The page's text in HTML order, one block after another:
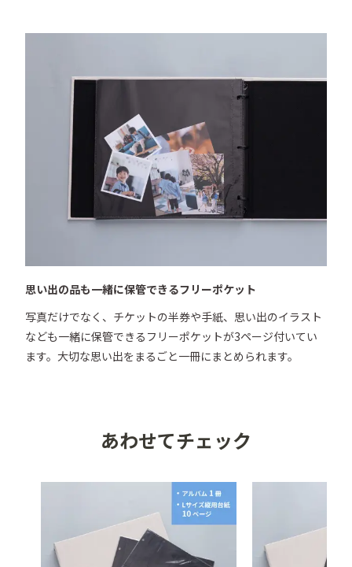
思い出の品も一緒に保管できるフリーポケット
写真だけでなく、チケットの半券や手紙、思い出のイラスト
なども一緒に保管できるフリーポケットが3ページ付いてい
ます。大切な思い出をまるごと一冊にまとめられます。
あわせてチェック